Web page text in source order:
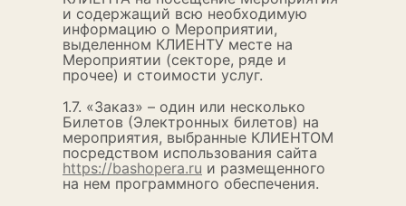
и содержащий всю необходимую
информацию о Мероприятии,
выделенном КЛИЕНТУ месте на
Мероприятии (секторе, ряде и
прочее) и стоимости услуг.
1.7. «Заказ» – один или несколько
Билетов (Электронных билетов) на
мероприятия, выбранные КЛИЕНТОМ
посредством использования сайта
https://bashopera.ru и размещенного
на нем программного обеспечения.